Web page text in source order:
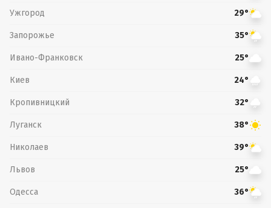
Ужгород 29°
Запорожье 35°
Ивано-Франковск 25°
Киев 24°
Кропивницкий 32°
Луганск 38°
Николаев 39°
Львов 25°
Одесса 36°